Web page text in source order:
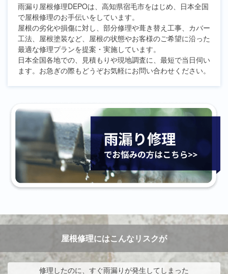
雨漏り屋根修理DEPOは、高知県宿毛市をはじめ、日本全国
で屋根修理のお手伝いをしています。
屋根の劣化や損傷に対し、部分修理や葺き替え工事、カバー
工法、屋根塗装など、屋根の状態やお客様のご希望に沿った
最適な修理プランを提案・実施しています。
日本全国各地での、見積もりや現地調査に、最短で当日伺い
ます。お急ぎの際もどうぞお気軽にお問い合わせください。
屋根修理にはこんなリスクが
修理したのに、すぐ雨漏りが発生してしまった